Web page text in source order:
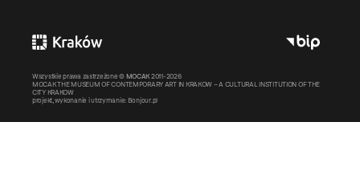
Wszystkie prawa zastrzeżone © MOCAK 2011-2026
MOCAK THE MUSEUM OF CONTEMPORARY ART IN KRAKOW – A CULTURAL INSTITUTION OF THE
CITY KRAKOW
projekt, wykonanie i utrzymanie: Bonjour.pl